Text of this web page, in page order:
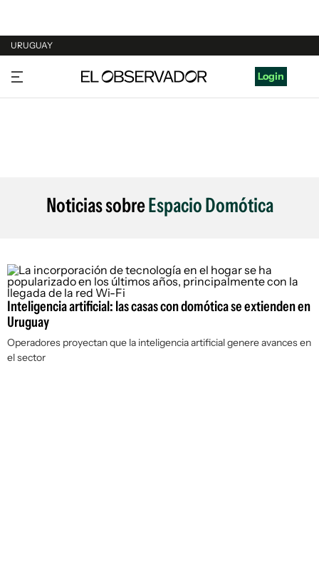
URUGUAY
URUGUAY
ARGENTINA
Login
Noticias sobreEspacio Domótica
Inteligencia artificial: las casas con domótica se extienden en
Uruguay
Operadores proyectan que la inteligencia artificial genere avances en
el sector